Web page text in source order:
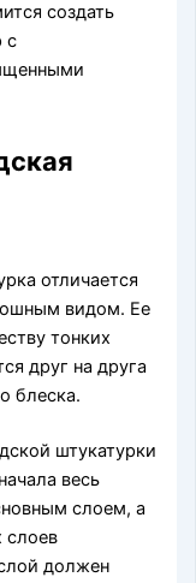
создать
с
отличается
видом. Ее
тонких
друг на друга
блеска.
штукатурки
весь
слоем, а
слоев
должен